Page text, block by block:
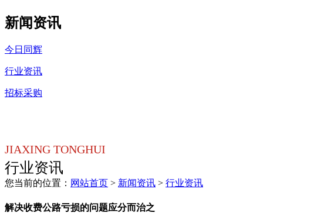
新闻资讯
今日同辉
行业资讯
招标采购
JIAXING TONGHUI
行业资讯
您当前的位置： 网站首页 > 新闻资讯 > 行业资讯
​解决收费公路亏损的问题应分而治之